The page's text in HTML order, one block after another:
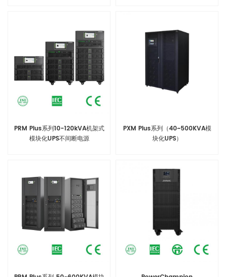
PRM Plus系列10-120kVA机架式
模块化UPS不间断电源
PXM Plus系列（40~500KVA模
块化UPS）